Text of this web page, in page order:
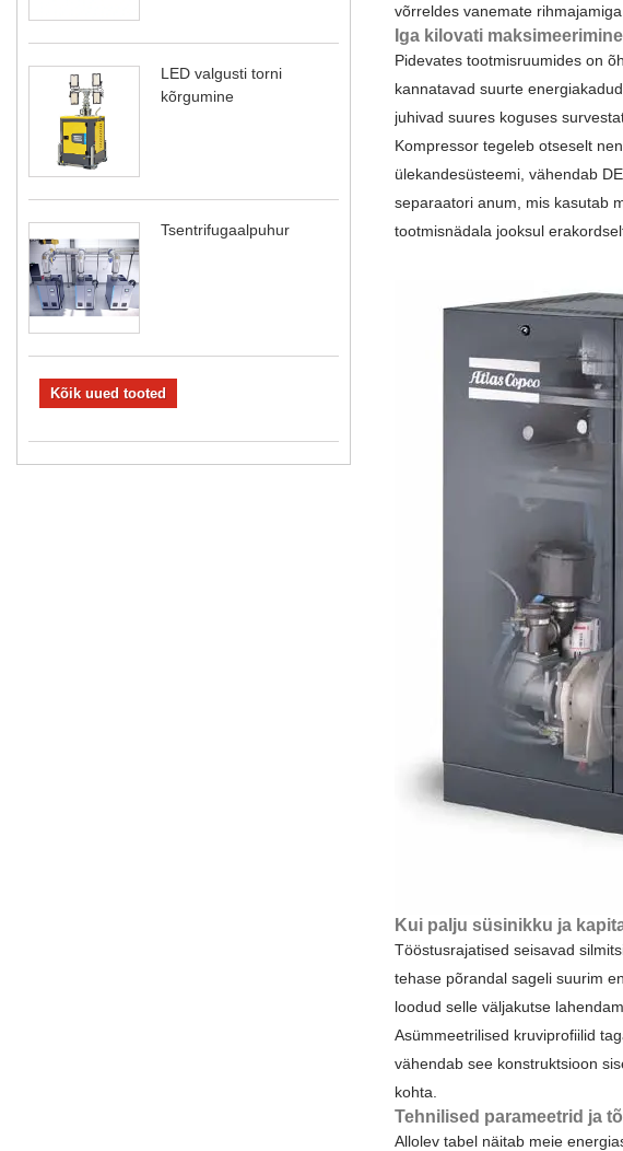
LED valgusti torni
kõrgumine
Tsentrifugaalpuhur
Kõik uued tooted
võrreldes vanemate
Iga kilovati
Pidevates tootmisruumides on
kannatavad suurte
juhivad suures koguses
Kompressor tegeleb otseselt
ülekandesüsteemi, vähendab
separaatori anum, mis kasutab
tootmisnädala jooksul
Kui palju süsinikku ja
Tööstusrajatised seisavad
tehase põrandal sageli suurim
loodud selle väljakutse
Asümmeetrilised kruviprofiilid
vähendab see konstruktsioon
kohta.
Tehnilised parameetrid ja
Allolev tabel näitab meie